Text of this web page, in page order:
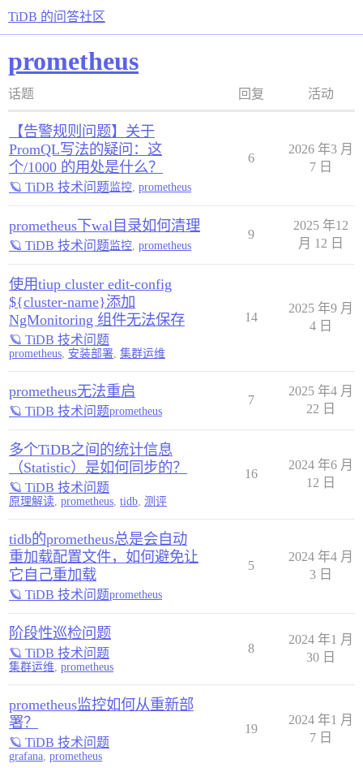
TiDB 的问答社区
prometheus
话题 回复 活动
【告警规则问题】关于
PromQL写法的疑问：这
个/1000 的用处是什么？
🪐 TiDB 技术问题监控 prometheus
6
2026 年3 月
7 日
prometheus下wal目录如何清理
🪐 TiDB 技术问题监控 prometheus
9
2025 年12
月 12 日
使用tiup cluster edit-config
${cluster-name}添加
NgMonitoring 组件无法保存
🪐 TiDB 技术问题
prometheus, 安装部署, 集群运维
14
2025 年9 月
4 日
prometheus无法重启
🪐 TiDB 技术问题prometheus
7
2025 年4 月
22 日
多个TiDB之间的统计信息
（Statistic）是如何同步的？
🪐 TiDB 技术问题
原理解读, prometheus, tidb, 测评
16
2024 年6 月
12 日
tidb的prometheus总是会自动
重加载配置文件，如何避免让
它自己重加载
🪐 TiDB 技术问题prometheus
5
2024 年4 月
3 日
阶段性巡检问题
🪐 TiDB 技术问题
集群运维, prometheus
8
2024 年1 月
30 日
prometheus监控如何从重新部
署？
🪐 TiDB 技术问题
grafana, prometheus
19
2024 年1 月
7 日